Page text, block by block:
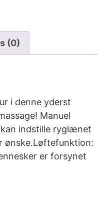
(0)
i denne yderst
Manuel
indstille ryglænet
ønske.Løftefunktion:
er forsynet